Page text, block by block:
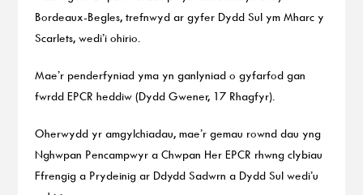
Bordeaux-Begles, trefnwyd ar gyfer Dydd Sul ym Mharc y
Scarlets, wedi’i ohirio.
Mae’r penderfyniad yma yn ganlyniad o gyfarfod gan
fwrdd EPCR heddiw (Dydd Gwener, 17 Rhagfyr).
Oherwydd yr amgylchiadau, mae’r gemau rownd dau yng
Nghwpan Pencampwyr a Chwpan Her EPCR rhwng clybiau
Ffrengig a Prydeinig ar Ddydd Sadwrn a Dydd Sul wedi’u